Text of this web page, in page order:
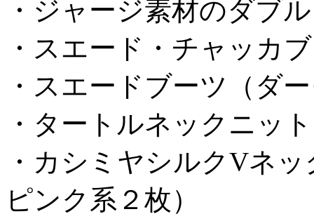
・ジャージ素材のダブ
・スエード・チャッカ
・スエードブーツ（ダ
・タートルネックニッ
・カシミヤシルクVネ
ピンク系２枚）